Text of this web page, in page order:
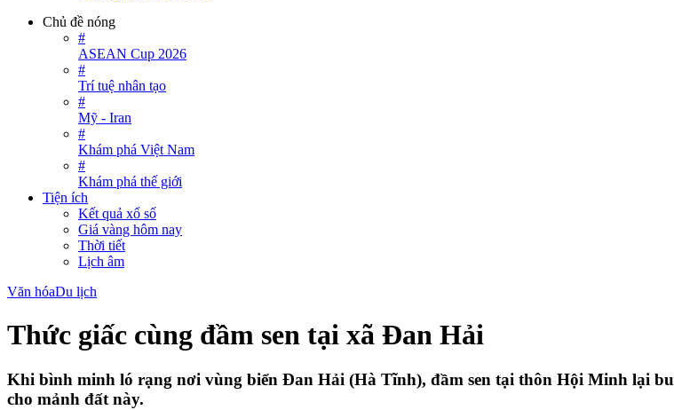
Chủ đề nóng
#
ASEAN Cup 2026
#
Trí tuệ nhân tạo
#
Mỹ - Iran
#
Khám phá Việt Nam
#
Khám phá thế giới
Tiện ích
Kết quả xổ số
Giá vàng hôm nay
Thời tiết
Lịch âm
Văn hóaDu lịch
Thức giấc cùng đầm sen tại xã Đan Hải
Khi bình minh ló rạng nơi vùng biển Đan Hải (Hà Tĩnh), đầm sen tại thôn Hội Minh lại
cho mảnh đất này.